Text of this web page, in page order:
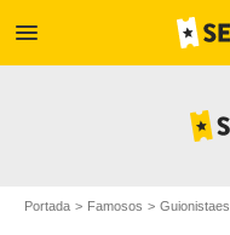
menu
Portada Famosos Guionistaes